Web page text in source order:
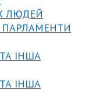
ЛЮДЕЙ
ПАРЛАМЕНТИ
ІНША
ІНША